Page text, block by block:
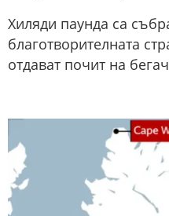
Хиляди паунда са
благотворителната
отдават почит на